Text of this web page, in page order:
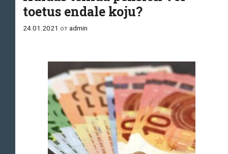
toetus endale koju?
24.01.2021 отadmin